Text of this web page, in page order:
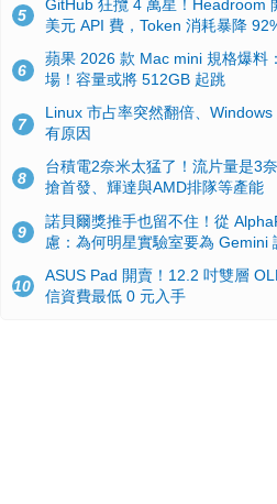
5
GitHub 狂攬 4 萬星！Headroom
美元 API 費，Token 消耗暴降
6
蘋果 2026 款 Mac mini 規格爆料
場！容量或將 512GB 起跳
7
Linux 市占率突然翻倍、
有原因
8
台積電2奈米太猛了！流片量是3
搶首發、輝達與AMD排隊等產能
9
諾貝爾獎推手也留不住！從
慮：為何明星實驗室要為 Gemini
10
ASUS Pad 開賣！12.2 吋雙層
信資費最低 0 元入手